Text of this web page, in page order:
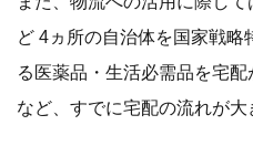
ど 4ヵ所の自治体を国家戦略
る医薬品・生活必需品を宅
など、すでに宅配の流れが大